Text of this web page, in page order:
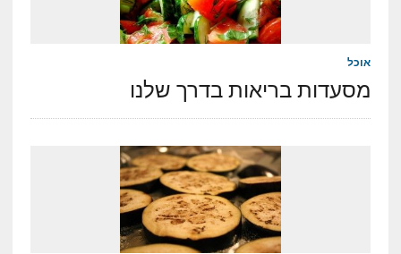
אוכל
מסעדות בריאות בדרך שלנו